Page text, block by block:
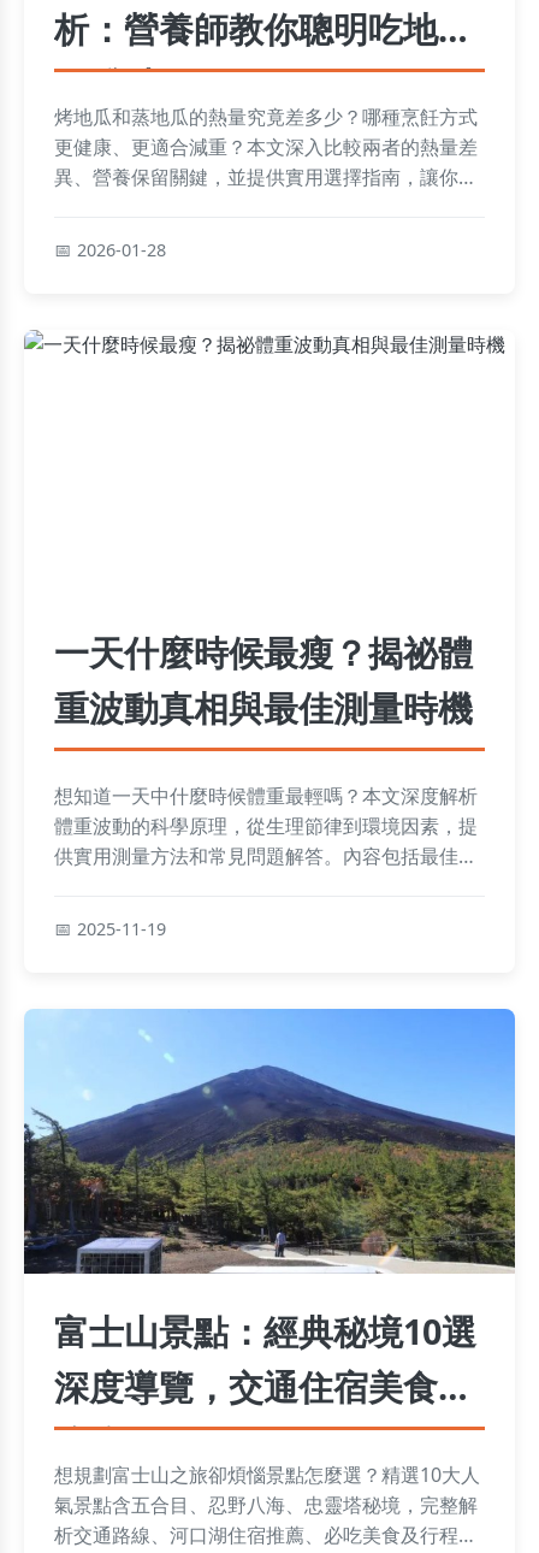
析：營養師教你聰明吃地瓜
不發胖
烤地瓜和蒸地瓜的熱量究竟差多少？哪種烹飪方式
更健康、更適合減重？本文深入比較兩者的熱量差
異、營養保留關鍵，並提供實用選擇指南，讓你享
2026-01-28
一天什麼時候最瘦？揭祕體
重波動真相與最佳測量時機
想知道一天中什麼時候體重最輕嗎？本文深度解析
體重波動的科學原理，從生理節律到環境因素，提
供實用測量方法和常見問題解答。內容包括最佳測
2025-11-19
富士山景點：經典秘境10選
深度導覽，交通住宿美食全
攻略
想規劃富士山之旅卻煩惱景點怎麼選？精選10大人
氣景點含五合目、忍野八海、忠靈塔秘境，完整解
析交通路線、河口湖住宿推薦、必吃美食及行程預